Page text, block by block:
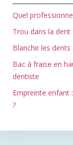
Quel
Trou dans la
Blanchir les
Bac à fraise en
dentiste
Empreinte enfant
?